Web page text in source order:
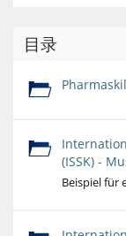
目录
(ISSK) -
Beispiel für